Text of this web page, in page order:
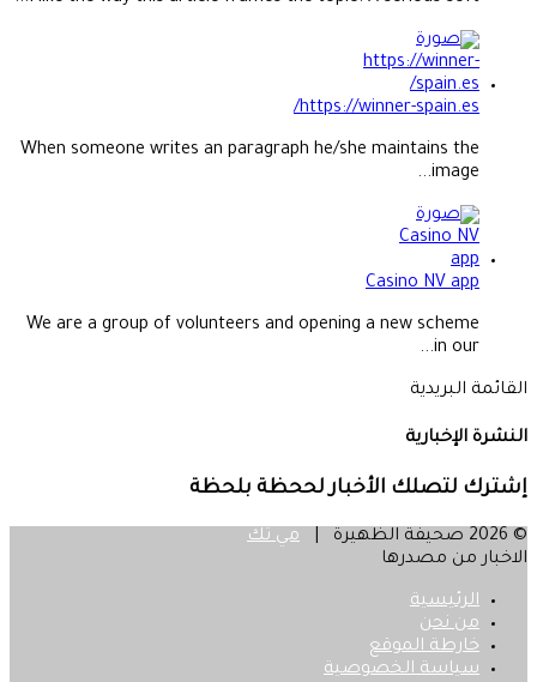
https://winner-spain.es/
When someone writes an paragraph he/she maintains the
image...
Casino NV app
We are a group of volunteers and opening a new scheme
in our...
القائمة البريدية
النشرة الإخبارية
إشترك لتصلك الأخبار لححظة بلحظة
© 2026 صحيفة الظهيرة |
مي تك
الاخبار من مصدرها
الرئيسية
من نحن
خارطة الموقع
سياسة الخصوصية